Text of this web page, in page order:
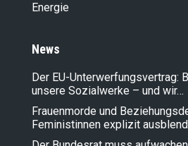
Energie
News
Der EU-Unterwerfungsvertrag:
unsere Sozialwerke – und wir…
Frauenmorde und
Feministinnen explizit